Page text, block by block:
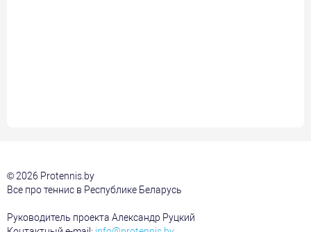
© 2026 Protennis.by
Все про теннис в Республике Беларусь
Руководитель проекта Александр Руцкий